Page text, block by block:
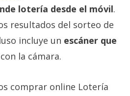
lotería desde el móvil.
resultados del sorteo de
incluye un escáner que
con la cámara.
comprar online Lotería